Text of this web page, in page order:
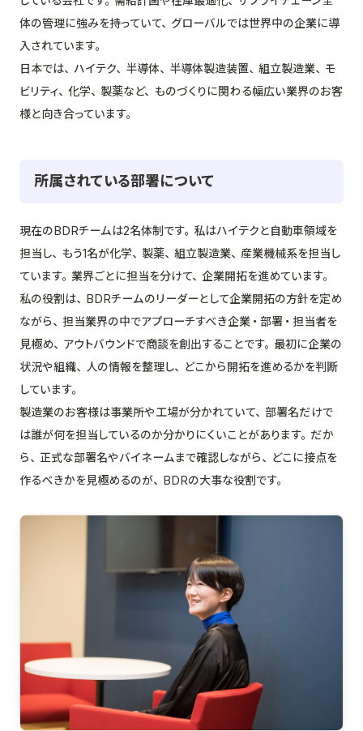
体の管理に強みを持っていて、グローバルでは世界中の企業に導
入されています。
日本では、ハイテク、半導体、半導体製造装置、組立製造業、モ
ビリティ、化学、製薬など、ものづくりに関わる幅広い業界のお客
様と向き合っています。
所属されている部署について
現在のBDRチームは2名体制です。私はハイテクと自動車領域を
担当し、もう1名が化学、製薬、組立製造業、産業機械系を担当し
ています。業界ごとに担当を分けて、企業開拓を進めています。
私の役割は、BDRチームのリーダーとして企業開拓の方針を定め
ながら、担当業界の中でアプローチすべき企業・部署・担当者を
見極め、アウトバウンドで商談を創出することです。最初に企業の
状況や組織、人の情報を整理し、どこから開拓を進めるかを判断
しています。
製造業のお客様は事業所や工場が分かれていて、部署名だけで
は誰が何を担当しているのか分かりにくいことがあります。だか
ら、正式な部署名やバイネームまで確認しながら、どこに接点を
作るべきかを見極めるのが、BDRの大事な役割です。